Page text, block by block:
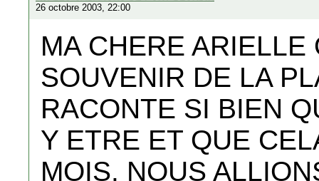
26 octobre 2003, 22:00
MA CHERE
SOUVENIR DE LA
RACONTE SI BIEN
Y ETRE ET QUE
MOIS. NOUS